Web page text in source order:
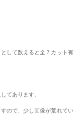
して数えると全７カット有
てあります。
ので、少し画像が荒れてい